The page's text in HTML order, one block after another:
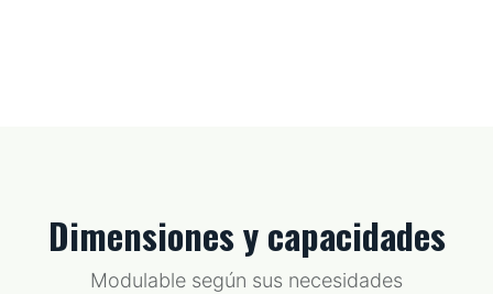
Dimensiones y capacidades
Modulable según sus necesidades